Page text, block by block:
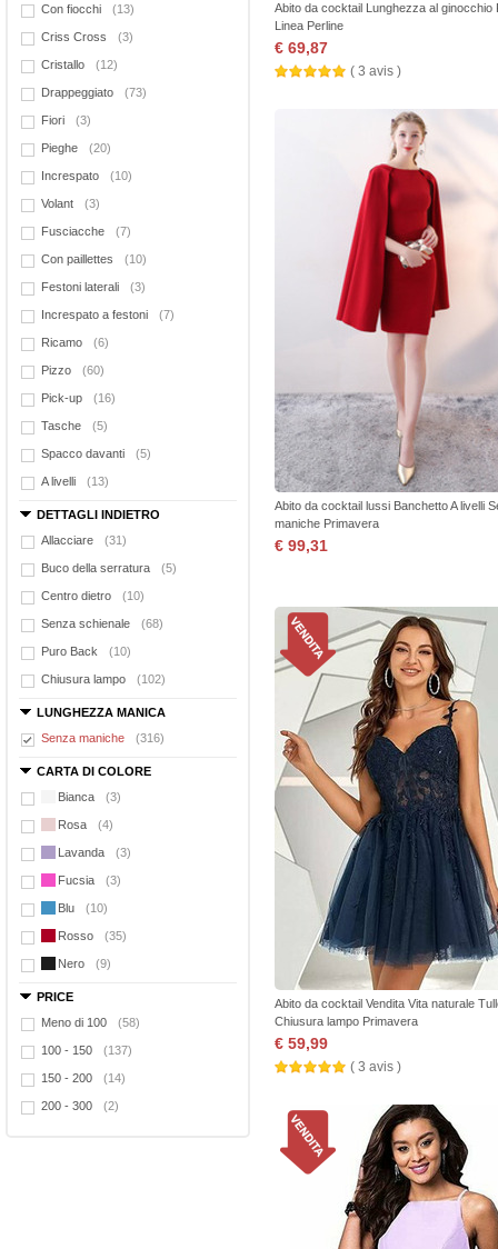
Con fiocchi (13)
Criss Cross (3)
Cristallo (12)
Drappeggiato (73)
Fiori (3)
Pieghe (20)
Increspato (10)
Volant (3)
Fusciacche (7)
Con paillettes (10)
Festoni laterali (3)
Increspato a festoni (7)
Ricamo (6)
Pizzo (60)
Pick-up (16)
Tasche (5)
Spacco davanti (5)
A livelli (13)
DETTAGLI INDIETRO
Allacciare
(31)
Buco della serratura (5)
Centro dietro (10)
Senza schienale (68)
Puro Back (10)
Chiusura lampo (102)
LUNGHEZZA MANICA
Senza maniche
(316)
CARTA DI COLORE
Bianca
(3)
Rosa (4)
Lavanda (3)
Fucsia (3)
Blu (10)
Rosso (35)
Nero (9)
PRICE
Meno di 100
(58)
100 - 150 (137)
150 - 200 (14)
200 - 300 (2)
Abito da cocktail Lunghezza al ginocchio
Linea Perline
€ 69,87
( 3 avis )
Abito da cocktail lussi Banchetto A livelli
maniche Primavera
€ 99,31
Abito da cocktail Vendita Vita naturale
Chiusura lampo Primavera
€ 59,99
( 3 avis )